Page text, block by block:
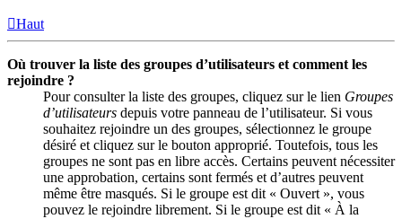
Haut
Où trouver la liste des groupes d’utilisateurs et comment les
rejoindre ?
Pour consulter la liste des groupes, cliquez sur le lien Groupes
d’utilisateurs depuis votre panneau de l’utilisateur. Si vous
souhaitez rejoindre un des groupes, sélectionnez le groupe
désiré et cliquez sur le bouton approprié. Toutefois, tous les
groupes ne sont pas en libre accès. Certains peuvent nécessiter
une approbation, certains sont fermés et d’autres peuvent
même être masqués. Si le groupe est dit « Ouvert », vous
pouvez le rejoindre librement. Si le groupe est dit « À la